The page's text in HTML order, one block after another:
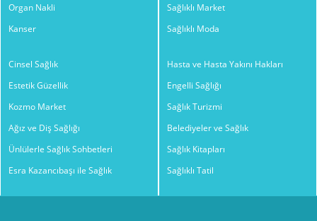
Organ Nakli
Kanser
Sağlıklı Market
Sağlıklı Moda
Cinsel Sağlık
Estetik Güzellik
Kozmo Market
Ağız ve Diş Sağlığı
Ünlülerle Sağlık Sohbetleri
Esra Kazancıbaşı ile Sağlık
Hasta ve Hasta Yakını Hakları
Engelli Sağlığı
Sağlık Turizmi
Belediyeler ve Sağlık
Sağlık Kitapları
Sağlıklı Tatil